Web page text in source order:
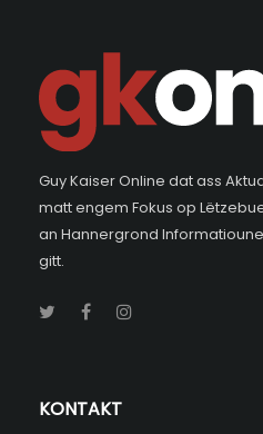
Guy Kaiser Online dat ass
matt engem Fokus op
an Hannergrond
gitt.
KONTAKT